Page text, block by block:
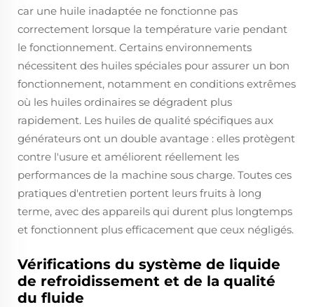
car une huile inadaptée ne fonctionne pas
correctement lorsque la température varie pendant
le fonctionnement. Certains environnements
nécessitent des huiles spéciales pour assurer un bon
fonctionnement, notamment en conditions extrêmes
où les huiles ordinaires se dégradent plus
rapidement. Les huiles de qualité spécifiques aux
générateurs ont un double avantage : elles protègent
contre l'usure et améliorent réellement les
performances de la machine sous charge. Toutes ces
pratiques d'entretien portent leurs fruits à long
terme, avec des appareils qui durent plus longtemps
et fonctionnent plus efficacement que ceux négligés.
Vérifications du système de liquide
de refroidissement et de la qualité
du fluide